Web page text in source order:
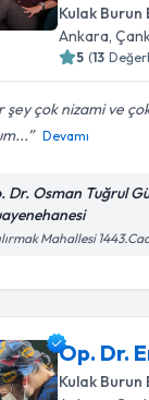
Kulak Burun
Ankara,
5 (13
şey çok nizami ve
Devamı
Dr. Osman Tuğrul
Mahallesi
Op. Dr.
Kulak Burun